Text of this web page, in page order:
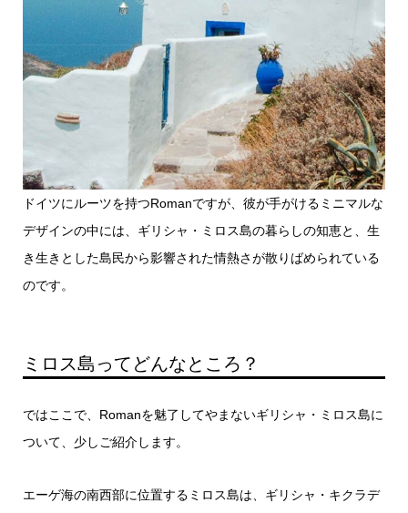
ドイツにルーツを持つRomanですが、彼が手がけるミニマルな
デザインの中には、ギリシャ・ミロス島の暮らしの知恵と、生
き生きとした島民から影響された情熱さが散りばめられている
のです。
ミロス島ってどんなところ？
ではここで、Romanを魅了してやまないギリシャ・ミロス島に
ついて、少しご紹介します。
エーゲ海の南西部に位置するミロス島は、ギリシャ・キクラデ